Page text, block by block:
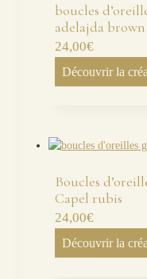
boucles
adelajda brown
24,00€
Découvrir la
Boucles
Capel rubis
24,00€
Découvrir la